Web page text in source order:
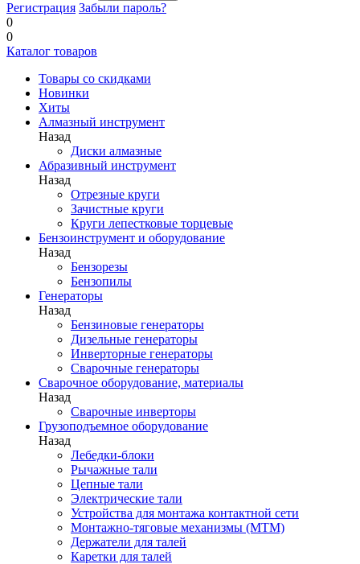
Регистрация Забыли пароль?
0
0
Каталог товаров
Товары со скидками
Новинки
Хиты
Алмазный инструмент
Назад
Диски алмазные
Абразивный инструмент
Назад
Отрезные круги
Зачистные круги
Круги лепестковые торцевые
Бензоинструмент и оборудование
Назад
Бензорезы
Бензопилы
Генераторы
Назад
Бензиновые генераторы
Дизельные генераторы
Инверторные генераторы
Сварочные генераторы
Сварочное оборудование, материалы
Назад
Сварочные инверторы
Грузоподъемное оборудование
Назад
Лебедки-блоки
Рычажные тали
Цепные тали
Электрические тали
Устройства для монтажа контактной сети
Монтажно-тяговые механизмы (МТМ)
Держатели для талей
Каретки для талей